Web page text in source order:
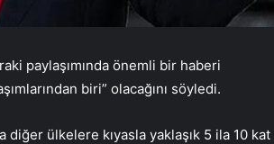
paylaşımında önemli bir haberi
biri” olacağını söyledi.
diğer ülkelere kıyasla yaklaşık 5 ila 10 kat